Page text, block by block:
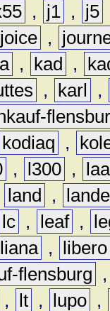
, j1 , j5
joice ,
, kad ,
, karl
,
kodiaq ,
, l300 ,
land ,
lc , leaf ,
liana ,
libero
flensburg
, lt , lupo ,